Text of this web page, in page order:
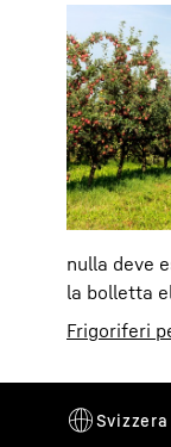
nulla deve
la bolletta
Frigoriferi